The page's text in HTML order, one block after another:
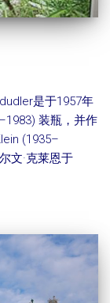
是于1957年
装瓶，并作
(1935–
文·克莱恩于